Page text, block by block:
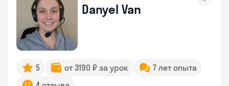
Danyel Van
5 от 3190 ₽ за урок
7 лет опыта